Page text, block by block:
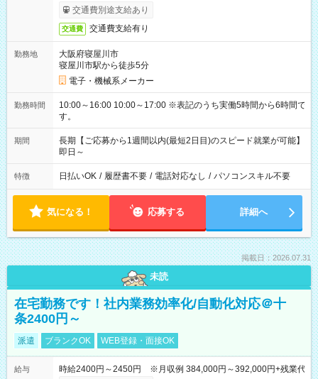
交通費別途支給あり
交通費 交通費支給有り
勤務地
大阪府寝屋川市
寝屋川市駅から徒歩5分
電子・機械系メーカー
勤務時間
10:00～16:00 10:00～17:00 ※表記のうち実働5時間から6時間で
す。
期間
長期【ご応募から1週間以内(最短2日目)のスピード就業が可能】
即日～
特徴 日払いOK / 履歴書不要 / 電話対応なし / パソコンスキル不要
気になる！ 応募する 詳細へ
掲載日：2026.07.31
未読
在宅勤務です！社内業務効率化/自動化対応＠十
条2400円～
派遣 ブランクOK WEB登録・面接OK
給与
時給2400円～2450円 ※月収例 384,000円～392,000円+残業代